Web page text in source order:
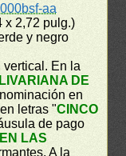
aa
x 2,72 pulg.)
y negro
En la
DE
en
letras "CINCO
de pago
LAS
A la